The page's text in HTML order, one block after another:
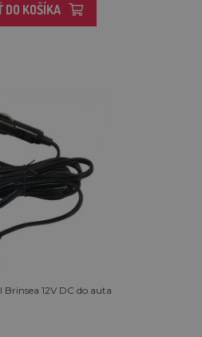
DO KOŠÍKA
Brinsea 12V DC do auta